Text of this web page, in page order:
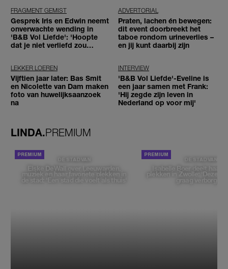
FRAGMENT GEMIST
Gesprek Iris en Edwin neemt
onverwachte wending in
'B&B Vol Liefde': 'Hoopte
dat je niet verliefd zou
ADVERTORIAL
Praten, lachen én bewegen:
dit event doorbreekt het
taboe rondom urineverlies –
en jij kunt daarbij zijn
LEKKER LOEREN
Vijftien jaar later: Bas Smit
en Nicolette van Dam maken
foto van huwelijksaanzoek
na
INTERVIEW
'B&B Vol Liefde'-Eveline is
een jaar samen met Frank:
'Hij zegde zijn leven in
Nederland op voor mij'
LINDA.PREMIUM
DE STAD VAN
Elske DeWall over Leeuwarden,
muziek en haar favoriete plekken in
de stad: 'Een stad die voelt als thuis'
DE STAD VAN
Isabelle Boer deelt haar
plekken in Zwolle: 'Deze
graag verborgen'